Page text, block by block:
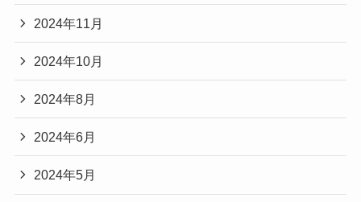
2024年11月
2024年10月
2024年8月
2024年6月
2024年5月